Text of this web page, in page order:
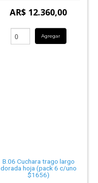
AR$ 12.360,00
Agregar
B.06 Cuchara trago largo
dorada hoja (pack 6 c/uno
$1656)